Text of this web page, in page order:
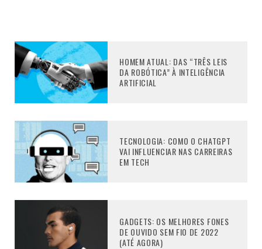
HOMEM ATUAL: DAS “TRÊS LEIS
DA ROBÓTICA” À INTELIGÊNCIA
ARTIFICIAL
TECNOLOGIA: COMO O CHATGPT
VAI INFLUENCIAR NAS CARREIRAS
EM TECH
GADGETS: OS MELHORES FONES
DE OUVIDO SEM FIO DE 2022
(ATÉ AGORA)